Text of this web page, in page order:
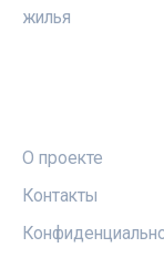
жилья
О проекте
Контакты